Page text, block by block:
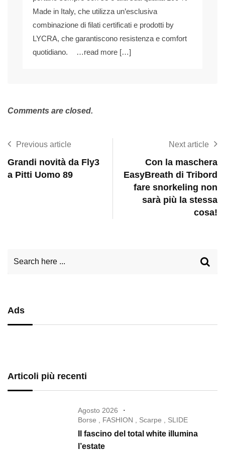
Made in Italy, che utilizza un’esclusiva
combinazione di filati certificati e prodotti by
LYCRA, che garantiscono resistenza e comfort
quotidiano. …read more […]
Comments are closed.
Previous article
Grandi novità da Fly3
a Pitti Uomo 89
Next article
Con la maschera
EasyBreath di Tribord
fare snorkeling non
sarà più la stessa
cosa!
Ads
Articoli più recenti
Agosto 2026
Borse
FASHION Scarpe SLIDE
Il fascino del total white illumina
l’estate